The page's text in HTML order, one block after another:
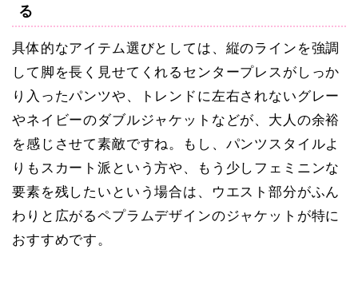
る
具体的なアイテム選びとしては、縦のラインを強調
して脚を長く見せてくれるセンタープレスがしっか
り入ったパンツや、トレンドに左右されないグレー
やネイビーのダブルジャケットなどが、大人の余裕
を感じさせて素敵ですね。もし、パンツスタイルよ
りもスカート派という方や、もう少しフェミニンな
要素を残したいという場合は、
ウエスト部分がふん
わりと広がるペプラムデザインのジャケット が特に
おすすめです。